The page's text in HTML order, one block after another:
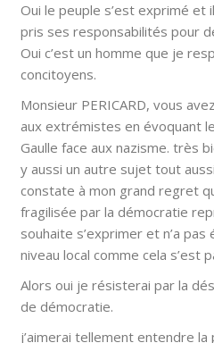
Oui le peuple s’est exprimé et
pris ses responsabilités pour
Oui c’est un homme que je
concitoyens.
Monsieur PERICARD, vous
aux extrémistes en évoquant
Gaulle face aux nazisme. très
y aussi un autre sujet tout
constate à mon grand regret
fragilisée par la démocratie
souhaite s’exprimer et n’a
niveau local comme cela s’est
Alors oui je résisterai par la
de démocratie.
j’aimerai tellement entendre la